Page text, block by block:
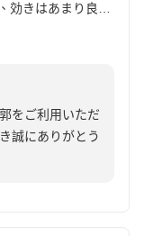
効きはあまり良く
70692?
をご利用いただ
誠にありがとう